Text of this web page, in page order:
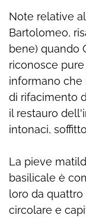
Note relative
Bartolomeo,
bene) quando
riconosce
informano che
di rifacimento
il restauro
intonaci,
La pieve
basilicale è
loro da
circolare e